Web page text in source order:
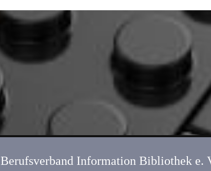
Berufsverband Information Bibliothek e.